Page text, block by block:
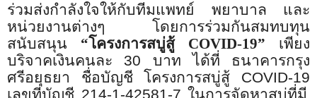
ร่วมส่งกำลังใจให้กับทีมแพทย์ พยาบาล และ
หน่วยงานต่างๆ โดยการร่วมกันสมทบทุน
สนับสนุน “โครงการสบู่สู้ COVID-19”
เพียง
บริจาคเงินคนละ 30 บาท ได้ที่ ธนาคารกรุง
ศรีอยุธยา ชื่อบัญชี โครงการสบู่สู้ COVID-19
เลขที่บัญชี 214-1-42581-7ในการจัดหาสบู่ที่มี